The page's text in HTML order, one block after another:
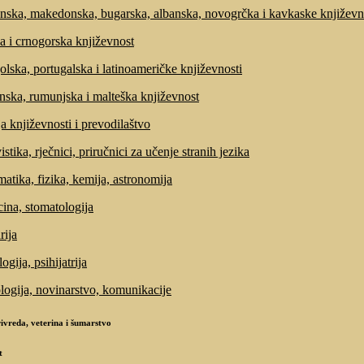
makedonska, bugarska, albanska, novogrčka i kavkaske
i crnogorska književnost
portugalska i latinoameričke književnosti
rumunjska i malteška književnost
književnosti i prevodilaštvo
rječnici, priručnici za učenje stranih jezika
fizika, kemija, astronomija
stomatologija
psihijatrija
novinarstvo, komunikacije
veterina i šumarstvo